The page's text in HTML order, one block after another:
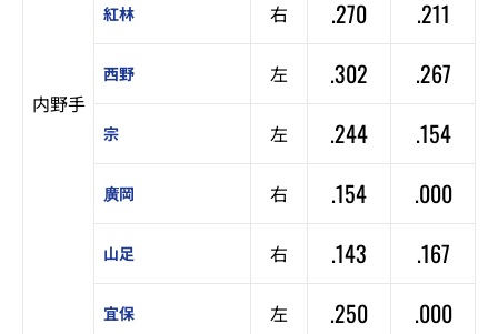
内野手
紅林 右 .270 .211
西野 左 .302 .267
宗 左 .244 .154
廣岡 右 .154 .000
山足 右 .143 .167
宜保 左 .250 .000